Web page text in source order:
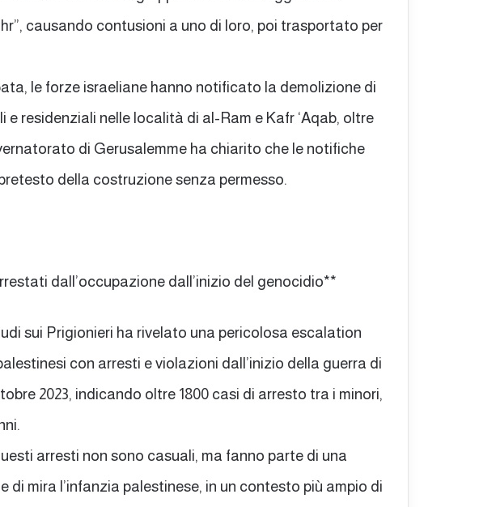
causando contusioni a uno di loro, poi trasportato per
le forze israeliane hanno notificato la demolizione di
residenziali nelle località di al-Ram e Kafr ‘Aqab, oltre
di Gerusalemme ha chiarito che le notifiche
della costruzione senza permesso.
dall’occupazione dall’inizio del genocidio**
sui Prigionieri ha rivelato una pericolosa escalation
con arresti e violazioni dall’inizio della guerra di
2023, indicando oltre 1800 casi di arresto tra i minori,
arresti non sono casuali, ma fanno parte di una
di mira l’infanzia palestinese, in un contesto più ampio di